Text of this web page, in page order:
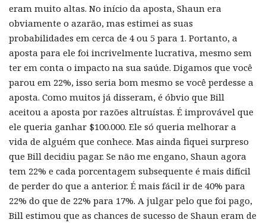
eram muito altas. No início da aposta, Shaun era
obviamente o azarão, mas estimei as suas
probabilidades em cerca de 4 ou 5 para 1. Portanto, a
aposta para ele foi incrivelmente lucrativa, mesmo sem
ter em conta o impacto na sua saúde. Digamos que você
parou em 22%, isso seria bom mesmo se você perdesse a
aposta. Como muitos já disseram, é óbvio que Bill
aceitou a aposta por razões altruístas. É improvável que
ele queria ganhar $100.000. Ele só queria melhorar a
vida de alguém que conhece. Mas ainda fiquei surpreso
que Bill decidiu pagar. Se não me engano, Shaun agora
tem 22% e cada porcentagem subsequente é mais difícil
de perder do que a anterior. É mais fácil ir de 40% para
22% do que de 22% para 17%. A julgar pelo que foi pago,
Bill estimou que as chances de sucesso de Shaun eram de